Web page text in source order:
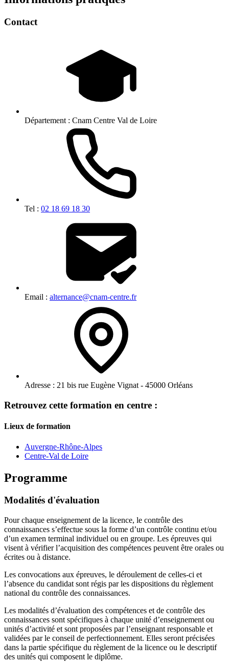
Contact
Département : Cnam Centre Val de Loire
Tel : 02 18 69 18 30
Email : alternance@cnam-centre.fr
Adresse : 21 bis rue Eugène Vignat - 45000 Orléans
Retrouvez cette formation en centre :
Lieux de formation
Auvergne-Rhône-Alpes
Centre-Val de Loire
Programme
Modalités d'évaluation
Pour chaque enseignement de la licence, le contrôle des
connaissances s’effectue sous la forme d’un contrôle continu et/ou
d’un examen terminal individuel ou en groupe. Les épreuves qui
visent à vérifier l’acquisition des compétences peuvent être orales ou
écrites ou à distance.
Les convocations aux épreuves, le déroulement de celles-ci et
l’absence du candidat sont régis par les dispositions du règlement
national du contrôle des connaissances.
Les modalités d’évaluation des compétences et de contrôle des
connaissances sont spécifiques à chaque unité d’enseignement ou
unités d’activité et sont proposées par l’enseignant responsable et
validées par le conseil de perfectionnement. Elles seront précisées
dans la partie spécifique du règlement de la licence ou le descriptif
des unités qui composent le diplôme.